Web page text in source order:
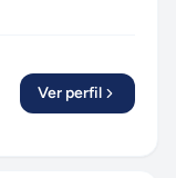
Ver perfil